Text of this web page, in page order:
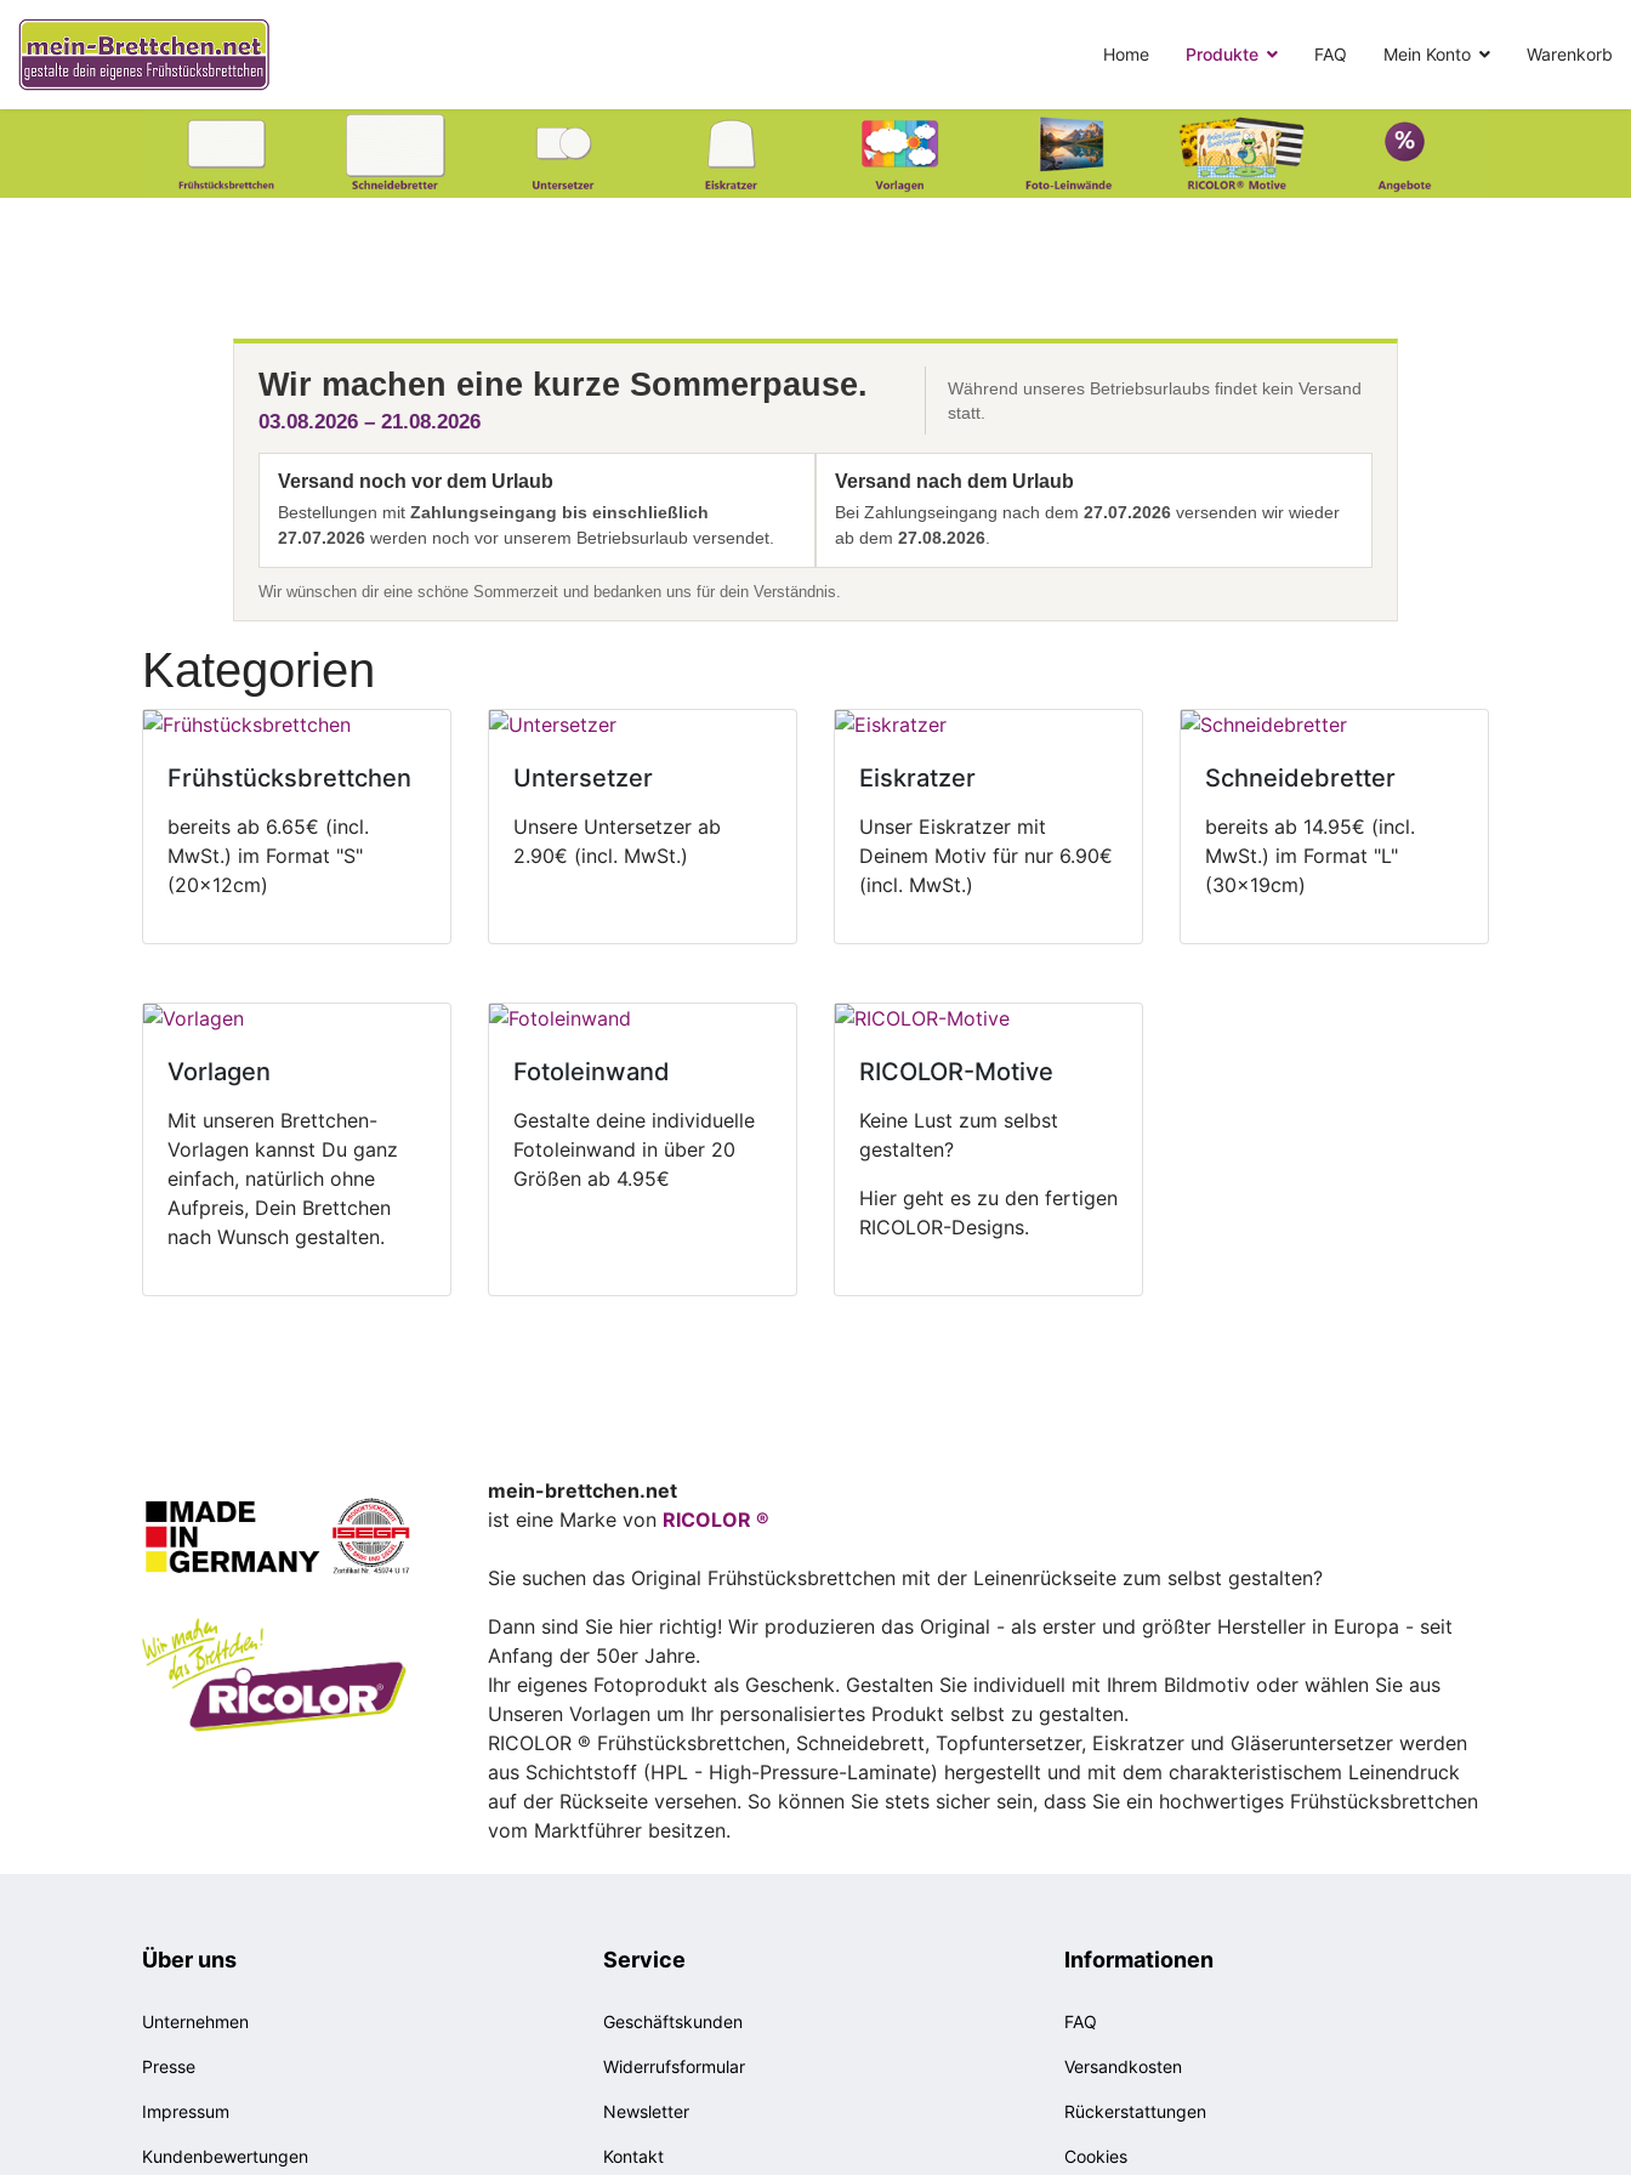
Home Produkte FAQ Mein Konto Warenkorb
Wir machen eine kurze Sommerpause.
03.08.2026 – 21.08.2026
Während unseres Betriebsurlaubs findet kein Versand
statt.
Versand noch vor dem Urlaub
Bestellungen mit Zahlungseingang bis einschließlich
27.07.2026 werden noch vor unserem Betriebsurlaub versendet.
Versand nach dem Urlaub
Bei Zahlungseingang nach dem 27.07.2026 versenden wir wieder
ab dem 27.08.2026.
Wir wünschen dir eine schöne Sommerzeit und bedanken uns für dein Verständnis.
Kategorien
Frühstücksbrettchen
bereits ab 6.65€ (incl.
MwSt.) im Format "S"
(20x12cm)
Untersetzer
Unsere Untersetzer ab
2.90€ (incl. MwSt.)
Eiskratzer
Unser Eiskratzer mit
Deinem Motiv für nur 6.90€
(incl. MwSt.)
Schneidebretter
bereits ab 14.95€ (incl.
MwSt.) im Format "L"
(30x19cm)
Vorlagen
Mit unseren Brettchen-
Vorlagen kannst Du ganz
einfach, natürlich ohne
Aufpreis, Dein Brettchen
nach Wunsch gestalten.
Fotoleinwand
Gestalte deine individuelle
Fotoleinwand in über 20
Größen ab 4.95€
RICOLOR-Motive
Keine Lust zum selbst
gestalten?
Hier geht es zu den fertigen
RICOLOR-Designs.
mein-brettchen.net
ist eine Marke von RICOLOR ®
Sie suchen das Original Frühstücksbrettchen mit der Leinenrückseite zum selbst gestalten?
Dann sind Sie hier richtig! Wir produzieren das Original - als erster und größter Hersteller in Europa - seit
Anfang der 50er Jahre.
Ihr eigenes Fotoprodukt als Geschenk. Gestalten Sie individuell mit Ihrem Bildmotiv oder wählen Sie aus
Unseren Vorlagen um Ihr personalisiertes Produkt selbst zu gestalten.
RICOLOR ® Frühstücksbrettchen, Schneidebrett, Topfuntersetzer, Eiskratzer und Gläseruntersetzer werden
aus Schichtstoff (HPL - High-Pressure-Laminate) hergestellt und mit dem charakteristischem Leinendruck
auf der Rückseite versehen. So können Sie stets sicher sein, dass Sie ein hochwertiges Frühstücksbrettchen
vom Marktführer besitzen.
Über uns
Unternehmen
Presse
Impressum
Kundenbewertungen
Service
Geschäftskunden
Widerrufsformular
Newsletter
Kontakt
Informationen
FAQ
Versandkosten
Rückerstattungen
Cookies